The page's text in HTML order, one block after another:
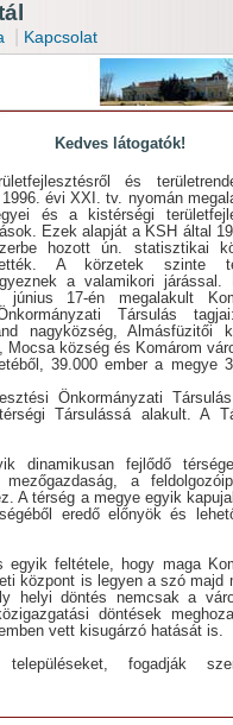
Kapcsolat
Kedves látogatók!
és
évi XXI. tv. nyomán
és a kistérségi
Ezek alapját a KSH által
hozott ún. statisztikai
A körzetek szinte
a valamikori járással.
június 17-én megalakult
Társulás
nagyközség, Almásfüzitői
község és Komárom
39.000 ember a megye
Önkormányzati Társulás
Társulássá alakult. A
dinamikusan fejlődő
a
A térség a megye egyik
eredő előnyök és
feltétele, hogy maga
központ is legyen a szó majd
helyi döntés nemcsak a
döntések
vett kisugárzó hatását is.
fogadják